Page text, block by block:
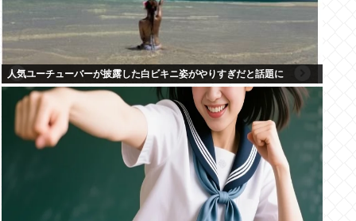
人気ユーチューバーが披露した白ビキニ姿がやりすぎだと話題に